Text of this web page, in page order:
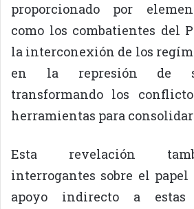
proporcionado por
como los combatientes del
la interconexión de los
en la represión de
transformando los
herramientas para consolidar
Esta revelación
interrogantes sobre el
apoyo indirecto a